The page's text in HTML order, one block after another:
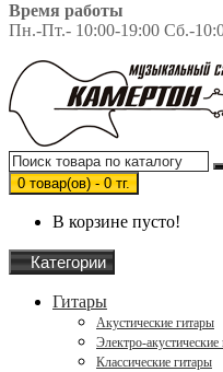
Время работы
Пн.-Пт.- 10:00-19:00 Сб.-
0 товар(ов) - 0 тг.
В корзине пусто!
Категории
Гитары
Акустические гитары
Электро-акустические
Классические гитары